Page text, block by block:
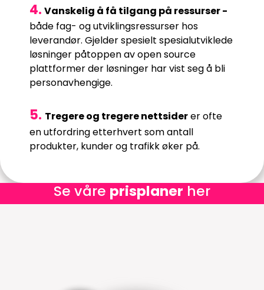
4. Vanskelig å få tilgang på ressurser -
både fag- og utviklingsressurser hos
leverandør. Gjelder spesielt spesialutviklede
løsninger påtoppen av open source
plattformer der løsninger har vist seg å bli
personavhengige.
5. Tregere og tregere nettsiderer ofte
en utfordring etterhvert som antall
produkter, kunder og trafikk øker på.
Se våre prisplaner her